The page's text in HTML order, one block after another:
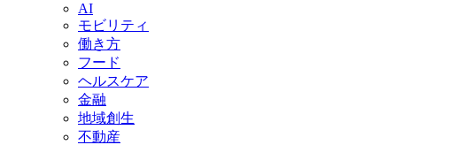
AI
モビリティ
働き方
フード
ヘルスケア
金融
地域創生
不動産